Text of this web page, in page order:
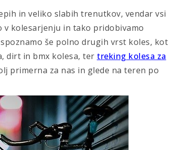
in veliko slabih trenutkov, vendar vsi
v kolesarjenju in tako pridobivamo
še polno drugih vrst koles, kot
dirt in bmx kolesa, ter treking kolesa za
primerna za nas in glede na teren po